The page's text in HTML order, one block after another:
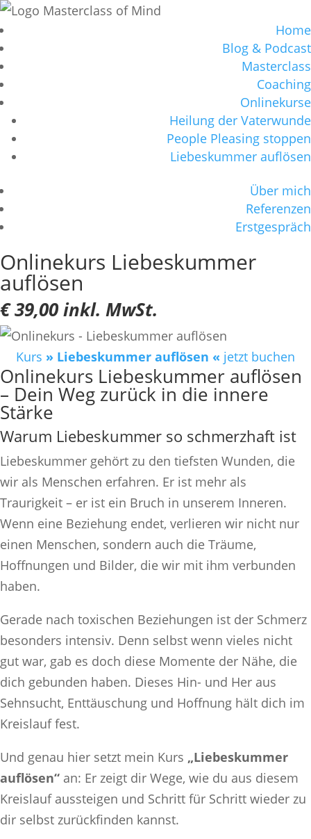
Home
Blog & Podcast
Masterclass
Coaching
Onlinekurse
Heilung der Vaterwunde
People Pleasing stoppen
Liebeskummer auflösen
Über mich
Referenzen
Erstgespräch
Onlinekurs Liebeskummer
auflösen
€ 39,00 inkl. MwSt.
Kurs » Liebeskummer auflösen « jetzt buchen
Onlinekurs Liebeskummer auflösen
– Dein Weg zurück in die innere
Stärke
Warum Liebeskummer so schmerzhaft ist
Liebeskummer gehört zu den tiefsten Wunden, die
wir als Menschen erfahren. Er ist mehr als
Traurigkeit – er ist ein Bruch in unserem Inneren.
Wenn eine Beziehung endet, verlieren wir nicht nur
einen Menschen, sondern auch die Träume,
Hoffnungen und Bilder, die wir mit ihm verbunden
haben.
Gerade nach toxischen Beziehungen ist der Schmerz
besonders intensiv. Denn selbst wenn vieles nicht
gut war, gab es doch diese Momente der Nähe, die
dich gebunden haben. Dieses Hin- und Her aus
Sehnsucht, Enttäuschung und Hoffnung hält dich im
Kreislauf fest.
Und genau hier setzt mein Kurs „Liebeskummer
auflösen“ an: Er zeigt dir Wege, wie du aus diesem
Kreislauf aussteigen und Schritt für Schritt wieder zu
dir selbst zurückfinden kannst.